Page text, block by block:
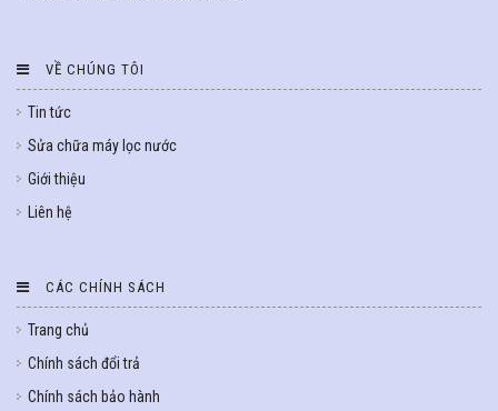
VỀ CHÚNG TÔI
Tin tức
Sửa chữa máy lọc nước
Giới thiệu
Liên hệ
CÁC CHÍNH SÁCH
Trang chủ
Chính sách đổi trả
Chính sách bảo hành